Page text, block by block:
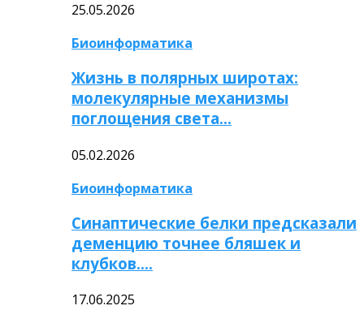
25.05.2026
Биоинформатика
Жизнь в полярных широтах:
молекулярные механизмы
поглощения света…
05.02.2026
Биоинформатика
Синаптические белки предсказали
деменцию точнее бляшек и
клубков….
17.06.2025